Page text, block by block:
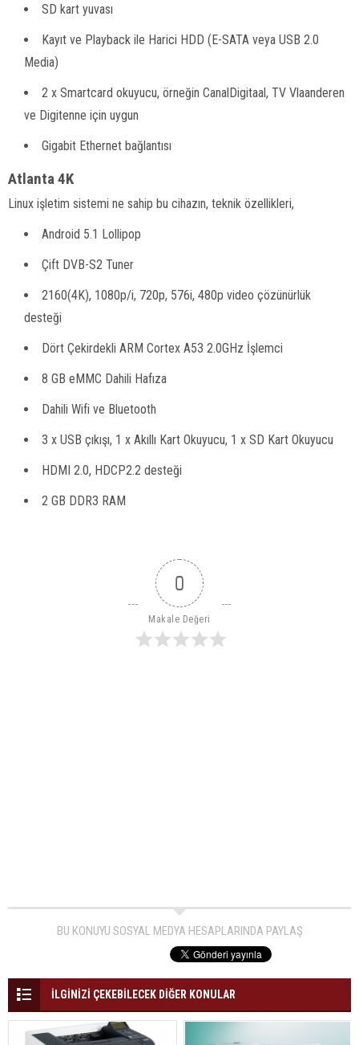
SD kart yuvası
Kayıt ve Playback ile Harici HDD (E-SATA veya USB 2.0
Media)
2 x Smartcard okuyucu, örneğin CanalDigitaal, TV Vlaanderen
ve Digitenne için uygun
Gigabit Ethernet bağlantısı
Atlanta 4K
Linux işletim sistemi ne sahip bu cihazın, teknik özellikleri,
Android 5.1 Lollipop
Çift DVB-S2 Tuner
2160(4K), 1080p/i, 720p, 576i, 480p video çözünürlük
desteği
Dört Çekirdekli ARM Cortex A53 2.0GHz İşlemci
8 GB eMMC Dahili Hafıza
Dahili Wifi ve Bluetooth
3 x USB çıkışı, 1 x Akıllı Kart Okuyucu, 1 x SD Kart Okuyucu
HDMI 2.0, HDCP2.2 desteği
2 GB DDR3 RAM
0
Makale Değeri
BU KONUYU SOSYAL MEDYA HESAPLARINDA PAYLAŞ
İLGİNİZİ ÇEKEBİLECEK DİĞER KONULAR